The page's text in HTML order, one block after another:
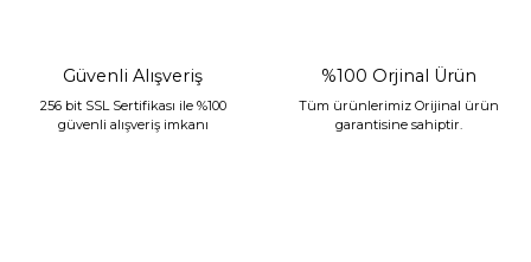
Güvenli Alışveriş
256 bit SSL Sertifikası ile %100
güvenli alışveriş imkanı
%100 Orjinal Ürün
Tüm ürünlerimiz Orijinal ürün
garantisine sahiptir.